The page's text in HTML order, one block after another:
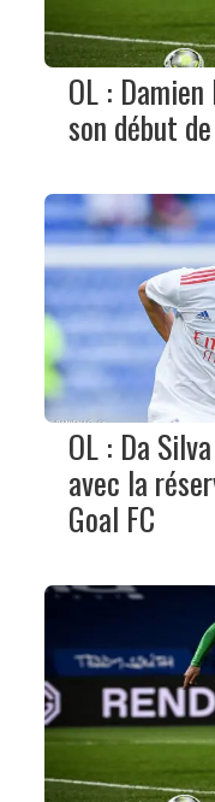
OL :
son début
OL : Da
avec la
Goal FC